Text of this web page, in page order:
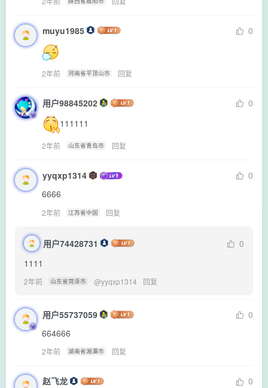
muyu1985 0
2年前 河南省平顶山市 回复
用户98845202
0
111111
2年前 山东省青岛市 回复
yyqxp1314
0
6666
2年前 江苏省中国 回复
用户74428731
0
1111
2年前 山东省菏泽市 @yyqxp1314 回复
用户55737059
0
664666
2年前 湖南省湘潭市 回复
赵飞龙
0